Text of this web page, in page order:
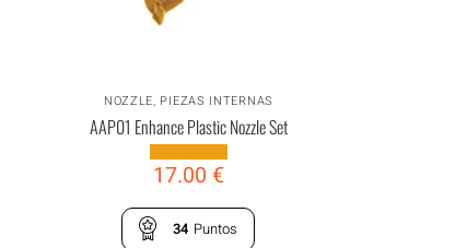
NOZZLE, PIEZAS INTERNAS
AAP01 Enhance Plastic Nozzle Set
17.00 €
34 Puntos